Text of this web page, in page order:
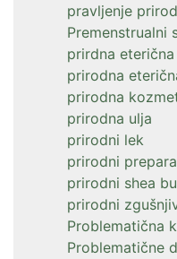
pravljenje
Premenstrualni
prirdna eterična
prirodna
prirodna
prirodna ulja
prirodni lek
prirodni
prirodni shea
prirodni
Problematična
Problematične